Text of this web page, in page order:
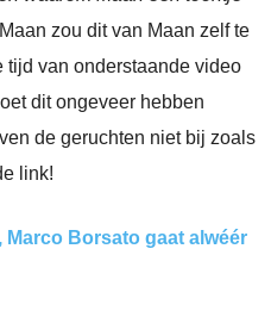
zou dit van Maan zelf te
tijd van onderstaande video
dit ongeveer hebben
de geruchten niet bij zoals
link!
Marco Borsato gaat alwéér